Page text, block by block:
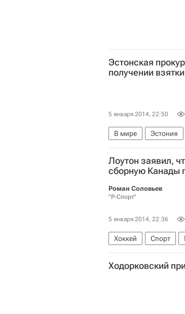
Эстонская
получении взятки
5 января 2014, 22:50
В мире Эстония
Австралия
Лоутон заявил,
сборную Канады
Роман Соловьев
"Р-Спорт"
5 января 2014, 22:36
Хоккей Спорт
Молодежный
Ходорковский